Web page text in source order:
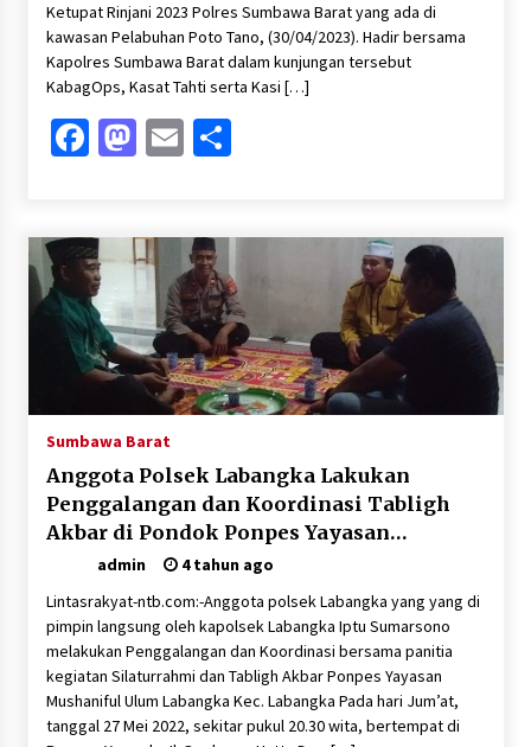
Tim Opsnal Polsek Kempo Amankan salah satu
Terduga Curanmor yang sempat jadi DPO
selama Sepekan
4 minggu ago
Sekjen GTKN Desak Revisi PermenPANRB
Nomor 9 Tahun 2026, Soroti Ketidakpastian
Polsek Pekat Kawal Aksi Petani Tebu Secara
Humanis, Dialog dengan PT SMS Hasilkan
Kesepakatan Awal Demi Menjaga Harkamtibmas
1 bulan ago
Ketupat Rinjani 2023 Polres Sumbawa Barat yang ada di
kawasan Pelabuhan Poto Tano, (30/04/2023). Hadir bersama
Kapolres Sumbawa Barat dalam kunjungan tersebut
KabagOps, Kasat Tahti serta Kasi […]
Facebook
Mastodon
EmailShare
Sumbawa Barat
Anggota Polsek Labangka Lakukan
Penggalangan dan Koordinasi Tabligh
Akbar di Pondok Ponpes Yayasan
Mushaniful Ulum
admin
4 tahun ago
Lintasrakyat-ntb.com:-Anggota polsek Labangka yang yang di
pimpin langsung oleh kapolsek Labangka Iptu Sumarsono
melakukan Penggalangan dan Koordinasi bersama panitia
kegiatan Silaturrahmi dan Tabligh Akbar Ponpes Yayasan
Mushaniful Ulum Labangka Kec. Labangka Pada hari Jum’at,
tanggal 27 Mei 2022, sekitar pukul 20.30 wita, bertempat di